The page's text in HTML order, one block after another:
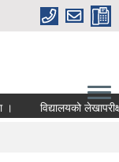
विद्यालयको